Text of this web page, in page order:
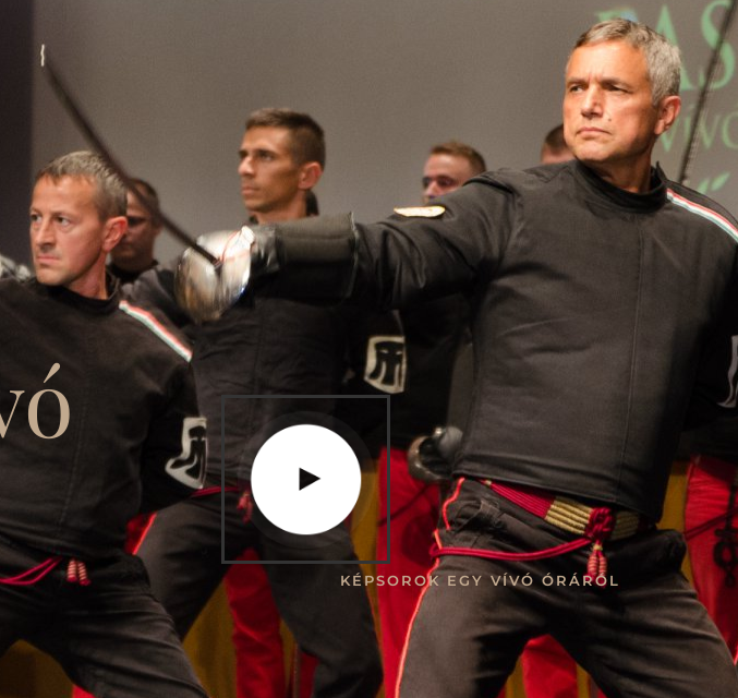
KÉPSOROK EGY VÍVÓ ÓRÁRÓL